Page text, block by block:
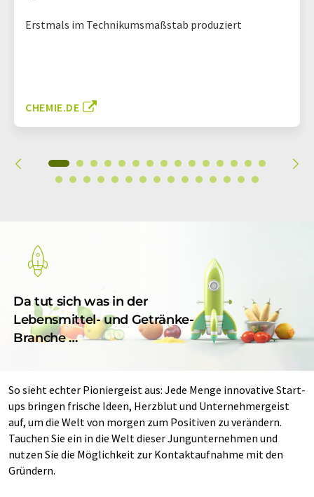
Erstmals im Technikumsmaßstab produziert
CHEMIE.DE
Da tut sich was in der
Lebensmittel- und Getränke-
Branche …
So sieht echter Pioniergeist aus: Jede Menge innovative Start-
ups bringen frische Ideen, Herzblut und Unternehmergeist
auf, um die Welt von morgen zum Positiven zu verändern.
Tauchen Sie ein in die Welt dieser Jungunternehmen und
nutzen Sie die Möglichkeit zur Kontaktaufnahme mit den
Gründern.